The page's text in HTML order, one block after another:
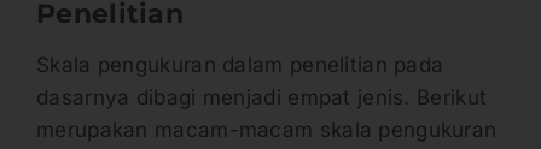
Penelitian
Skala pengukuran dalam penelitian pada
dasarnya dibagi menjadi empat jenis. Berikut
merupakan macam-macam skala pengukuran